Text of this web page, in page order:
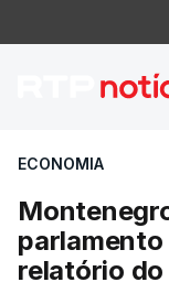
ECONOMIA
parlamento
relatório do